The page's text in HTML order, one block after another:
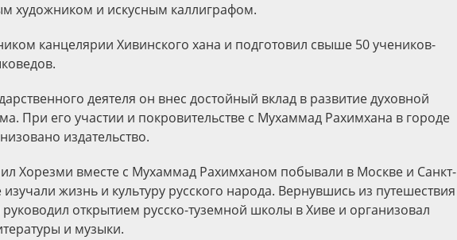
художником и искусным каллиграфом.
канцелярии Хивинского хана и подготовил свыше 50 учеников-
деятеля он внес достойный вклад в развитие духовной
При его участии и покровительстве с Мухаммад Рахимхана в городе
издательство.
Хорезми вместе с Мухаммад Рахимханом побывали в Москве и Санкт-
изучали жизнь и культуру русского народа. Вернувшись из путешествия
открытием русско-туземной школы в Хиве и организовал
и музыки.